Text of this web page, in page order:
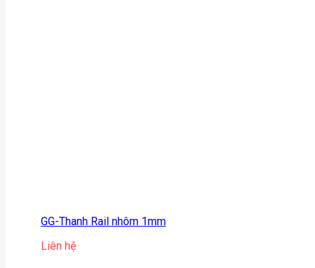
GG-Thanh Rail nhôm 1mm
Liên hệ